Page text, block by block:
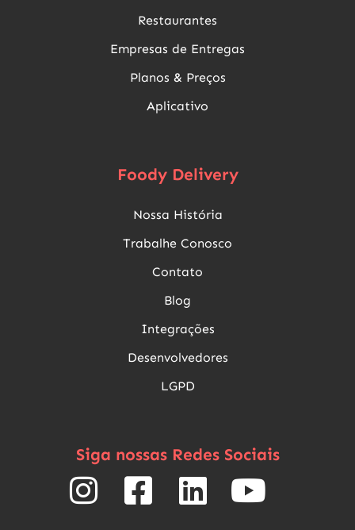
Restaurantes
Empresas de Entregas
Planos & Preços
Aplicativo
Foody Delivery
Nossa História
Trabalhe Conosco
Contato
Blog
Integrações
Desenvolvedores
LGPD
Siga nossas Redes Sociais